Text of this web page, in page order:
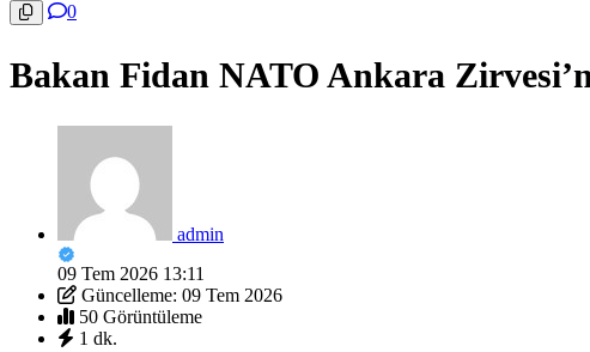
0
Bakan Fidan NATO Ankara
admin
09 Tem 2026 13:11
Güncelleme: 09 Tem 2026
50 Görüntüleme
1 dk.